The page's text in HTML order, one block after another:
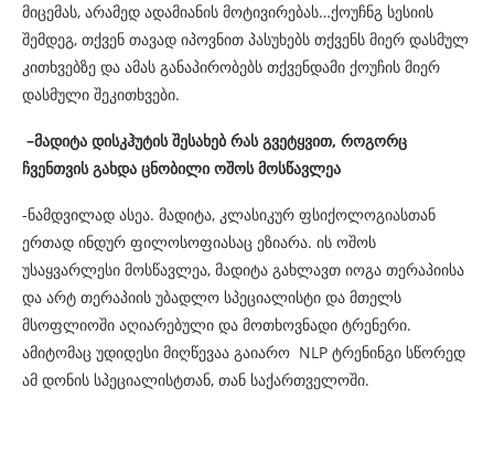
მიცემას, არამედ ადამიანის მოტივირებას…ქოუჩნგ სესიის
შემდეგ, თქვენ თავად იპოვნით პასუხებს თქვენს მიერ დასმულ
კითხვებზე და ამას განაპირობებს თქვენდამი ქოუჩის მიერ
დასმული შეკითხვები.
–მადიტა დისკჰუტის შესახებ რას გვეტყვით, როგორც
ჩვენთვის გახდა ცნობილი ოშოს მოსწავლეა
-ნამდვილად ასეა. მადიტა, კლასიკურ ფსიქოლოგიასთან
ერთად ინდურ ფილოსოფიასაც ეზიარა. ის ოშოს
უსაყვარლესი მოსწავლეა, მადიტა გახლავთ იოგა თერაპიისა
და არტ თერაპიის უბადლო სპეციალისტი და მთელს
მსოფლიოში აღიარებული და მოთხოვნადი ტრენერი.
ამიტომაც უდიდესი მიღწევაა გაიარო NLP ტრენინგი სწორედ
ამ დონის სპეციალისტთან, თან საქართველოში.